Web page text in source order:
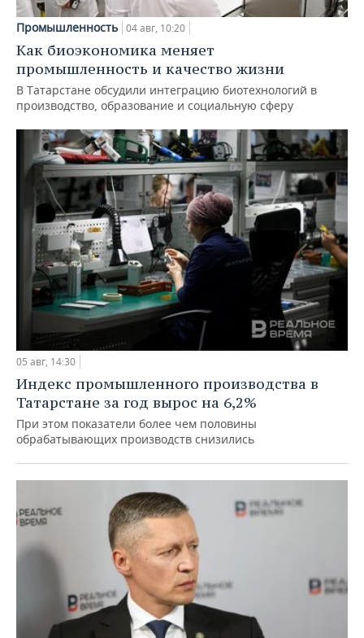
Промышленность 04 авг, 10:20
Как биоэкономика меняет
промышленность и качество жизни
В Татарстане обсудили интеграцию биотехнологий в
производство, образование и социальную сферу
05 авг, 14:30
Индекс промышленного производства в
Татарстане за год вырос на 6,2%
При этом показатели более чем половины
обрабатывающих производств снизились